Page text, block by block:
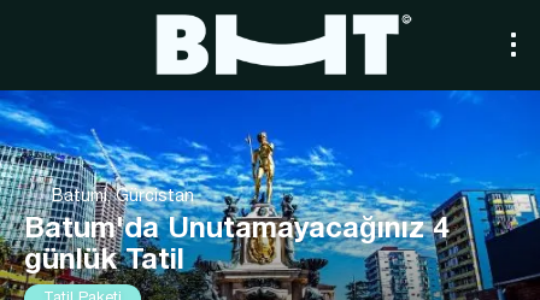
Batumi, Gürcistan
Batum'da Unutamayacağınız 4
günlük Tatil